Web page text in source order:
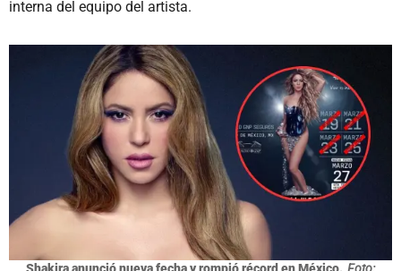
interna del equipo del artista.